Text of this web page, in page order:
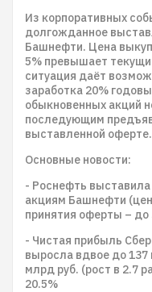
Из корпоративных
долгожданное
Башнефти. Цена
5% превышает
ситуация даёт
заработка 20%
обыкновенных акций
последующим
выставленной оферте.
Основные новости:
- Роснефть
акциям Башнефти
принятия оферты – до
- Чистая прибыль
выросла вдвое до 137
млрд руб. (рост в 2.7
20.5%